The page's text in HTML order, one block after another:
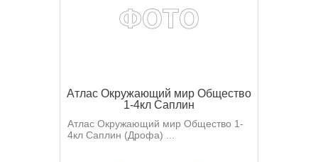
Атлас Окружающий мир Общество
1-4кл Саплин
Атлас Окружающий мир Общество 1-
4кл Саплин (Дрофа) ...